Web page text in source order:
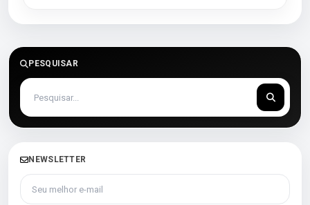
PESQUISAR
NEWSLETTER
Seu melhor e-mail